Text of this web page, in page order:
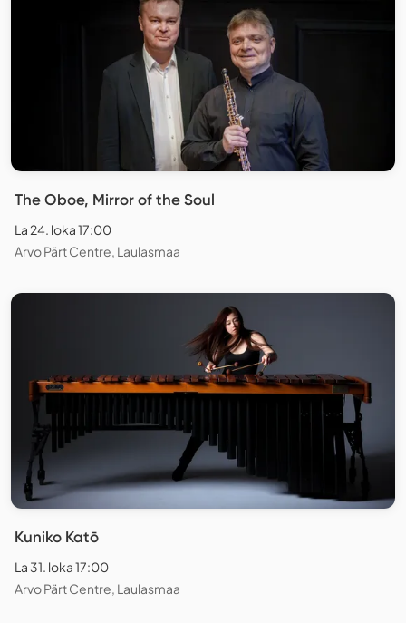
The Oboe, Mirror of the Soul
La 24. loka 17:00
Arvo Pärt Centre, Laulasmaa
Kuniko Katō
La 31. loka 17:00
Arvo Pärt Centre, Laulasmaa